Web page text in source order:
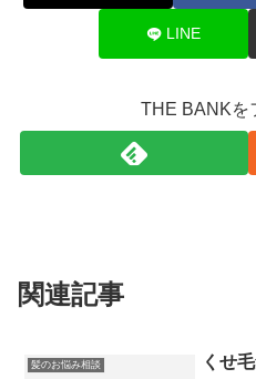
LINE
THE BANKを
関連記事
髪のお悩み相談 くせ